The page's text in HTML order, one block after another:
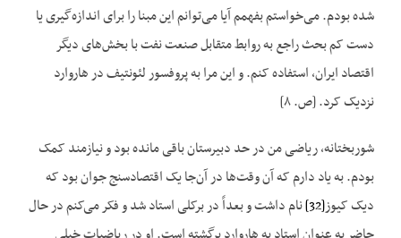
شده بودم. می‌خواستم بفهمم آیا می‌توانم این مبنا را برای اندازه‌گیری یا
دست کم بحث راجع به روابط متقابل صنعت نفت با بخش‌های دیگر
اقتصاد ایران، استفاده کنم. و این مرا به پروفسور لئونتیف در هاروارد
نزدیک کرد. [ص. ۸]
شوربختانه، ریاضی من در حد دبیرستان باقی مانده بود و نیازمند کمک
بودم. به یاد دارم که آن وقت‌ها در آن‌جا یک اقتصادسنج جوان بود که
دیک کیوز[32]
نام داشت و بعداً در برکلی استاد شد و فکر می‌کنم در حال